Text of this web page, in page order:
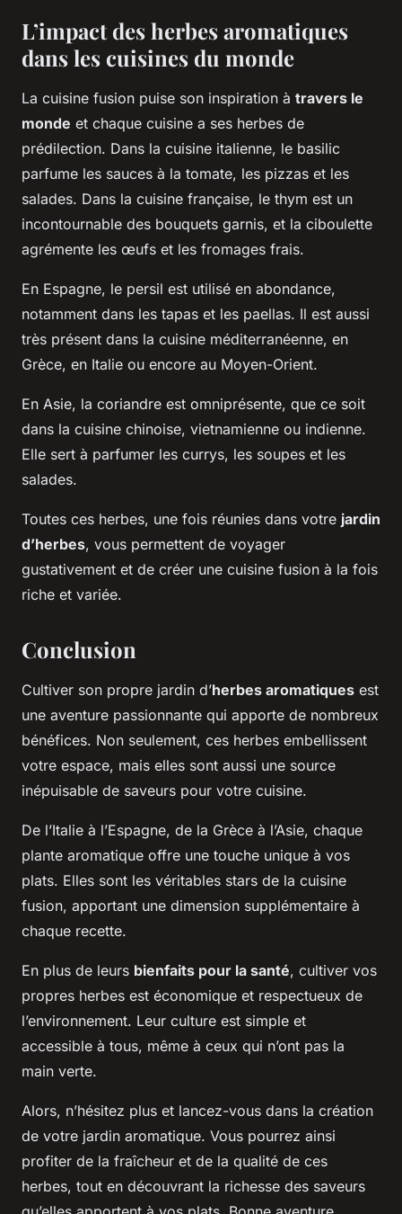
L’impact des herbes aromatiques
dans les cuisines du monde
La cuisine fusion puise son inspiration à travers le
monde et chaque cuisine a ses herbes de
prédilection. Dans la cuisine italienne, le basilic
parfume les sauces à la tomate, les pizzas et les
salades. Dans la cuisine française, le thym est un
incontournable des bouquets garnis, et la ciboulette
agrémente les œufs et les fromages frais.
En Espagne, le persil est utilisé en abondance,
notamment dans les tapas et les paellas. Il est aussi
très présent dans la cuisine méditerranéenne, en
Grèce, en Italie ou encore au Moyen-Orient.
En Asie, la coriandre est omniprésente, que ce soit
dans la cuisine chinoise, vietnamienne ou indienne.
Elle sert à parfumer les currys, les soupes et les
salades.
Toutes ces herbes, une fois réunies dans votre jardin
d’herbes, vous permettent de voyager
gustativement et de créer une cuisine fusion à la fois
riche et variée.
Conclusion
Cultiver son propre jardin d’herbes aromatiques est
une aventure passionnante qui apporte de nombreux
bénéfices. Non seulement, ces herbes embellissent
votre espace, mais elles sont aussi une source
inépuisable de saveurs pour votre cuisine.
De l’Italie à l’Espagne, de la Grèce à l’Asie, chaque
plante aromatique offre une touche unique à vos
plats. Elles sont les véritables stars de la cuisine
fusion, apportant une dimension supplémentaire à
chaque recette.
En plus de leurs bienfaits pour la santé, cultiver vos
propres herbes est économique et respectueux de
l’environnement. Leur culture est simple et
accessible à tous, même à ceux qui n’ont pas la
main verte.
Alors, n’hésitez plus et lancez-vous dans la création
de votre jardin aromatique. Vous pourrez ainsi
profiter de la fraîcheur et de la qualité de ces
herbes, tout en découvrant la richesse des saveurs